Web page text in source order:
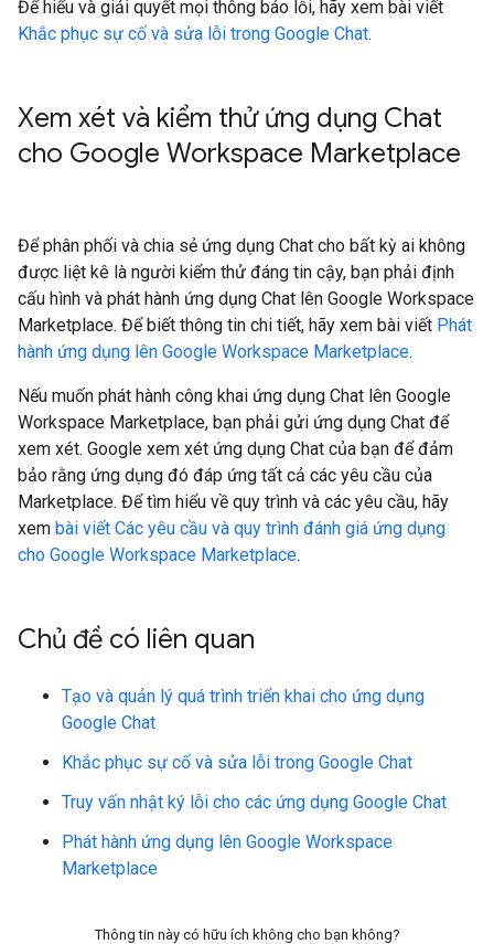
Để hiểu và giải quyết mọi thông báo lỗi, hãy xem bài viết
Khắc phục sự cố và sửa lỗi trong Google Chat.
Xem xét và kiểm thử ứng dụng Chat
cho Google Workspace Marketplace
Để phân phối và chia sẻ ứng dụng Chat cho bất kỳ ai không
được liệt kê là người kiểm thử đáng tin cậy, bạn phải định
cấu hình và phát hành ứng dụng Chat lên Google Workspace
Marketplace. Để biết thông tin chi tiết, hãy xem bài viết Phát
hành ứng dụng lên Google Workspace Marketplace.
Nếu muốn phát hành công khai ứng dụng Chat lên Google
Workspace Marketplace, bạn phải gửi ứng dụng Chat để
xem xét. Google xem xét ứng dụng Chat của bạn để đảm
bảo rằng ứng dụng đó đáp ứng tất cả các yêu cầu của
Marketplace. Để tìm hiểu về quy trình và các yêu cầu, hãy
xem bài viết Các yêu cầu và quy trình đánh giá ứng dụng
cho Google Workspace Marketplace.
Chủ đề có liên quan
Tạo và quản lý quá trình triển khai cho ứng dụng
Google Chat
Khắc phục sự cố và sửa lỗi trong Google Chat
Truy vấn nhật ký lỗi cho các ứng dụng Google Chat
Phát hành ứng dụng lên Google Workspace
Marketplace
Thông tin này có hữu ích không cho bạn không?